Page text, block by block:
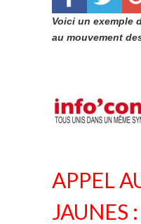
Voici un exemple
au mouvement
APPEL
JAUNES